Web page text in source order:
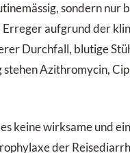
sondern nur
aufgrund der
Durchfall, blutige
stehen Azithromycin,
keine wirksame und
der